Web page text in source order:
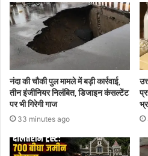
नंदा की चौकी पुल मामले में बड़ी कार्रवाई,
तीन इंजीनियर निलंबित, डिजाइन कंसल्टेंट
पर भी गिरेगी गाज
33 minutes ago